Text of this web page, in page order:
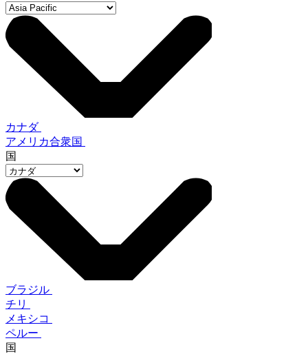
カナダ
アメリカ合衆国
国
ブラジル
チリ
メキシコ
ペルー
国